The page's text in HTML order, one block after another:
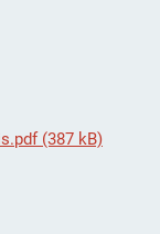
(387 kB)